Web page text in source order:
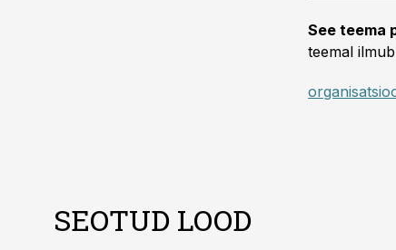
See teema
teemal
SEOTUD LOOD